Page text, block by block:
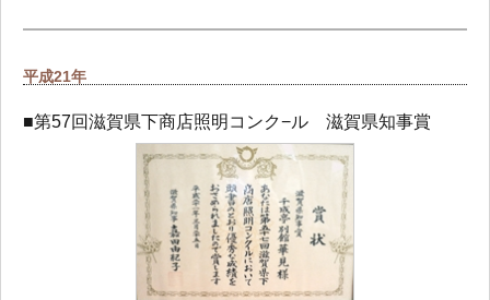
平成21年
■第57回滋賀県下商店照明コンク−ル 滋賀県知事賞